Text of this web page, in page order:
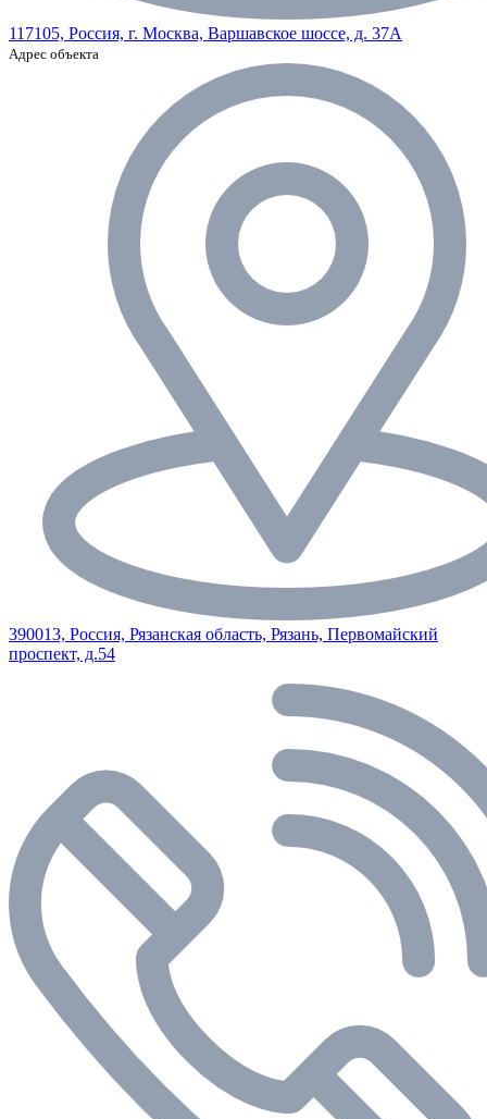
117105, Россия, г. Москва, Варшавское шоссе, д. 37А
Адрес объекта
390013, Россия, Рязанская область, Рязань, Первомайский
проспект, д.54